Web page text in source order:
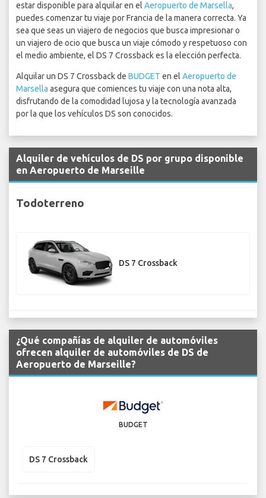
estar disponible para alquilar en el Aeropuerto de Marsella,
puedes comenzar tu viaje por Francia de la manera correcta. Ya
sea que seas un viajero de negocios que busca impresionar o
un viajero de ocio que busca un viaje cómodo y respetuoso con
el medio ambiente, el DS 7 Crossback es la elección perfecta.
Alquilar un DS 7 Crossback de BUDGET en el Aeropuerto de
Marsella asegura que comiences tu viaje con una nota alta,
disfrutando de la comodidad lujosa y la tecnología avanzada
por la que los vehículos DS son conocidos.
Alquiler de vehículos de DS por grupo disponible
en Aeropuerto de Marseille
Todoterreno
DS 7 Crossback
¿Qué compañías de alquiler de automóviles
ofrecen alquiler de automóviles de DS de
Aeropuerto de Marseille?
BUDGET
DS 7 Crossback